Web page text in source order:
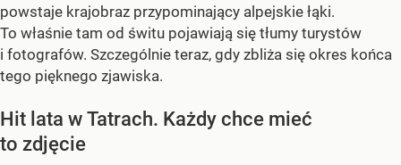
powstaje krajobraz przypominający alpejskie łąki.
To właśnie tam od świtu pojawiają się tłumy turystów
i fotografów. Szczególnie teraz, gdy zbliża się okres końca
tego pięknego zjawiska.
Hit lata w Tatrach. Każdy chce mieć
to zdjęcie